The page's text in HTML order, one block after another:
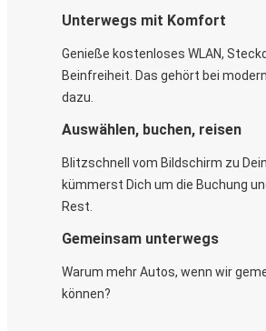
Unterwegs mit Komfort
Genieße kostenloses WLAN,
Beinfreiheit. Das gehört bei
dazu.
Auswählen, buchen, reisen
Blitzschnell vom Bildschirm zu
kümmerst Dich um die Buchung
Rest.
Gemeinsam unterwegs
Warum mehr Autos, wenn wir
können?